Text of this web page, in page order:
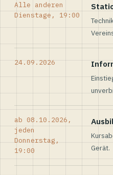
Alle anderen
Dienstage, 19:00
24.09.2026
ab 08.10.2026,
jeden
Donnerstag,
19:00
Gerät.